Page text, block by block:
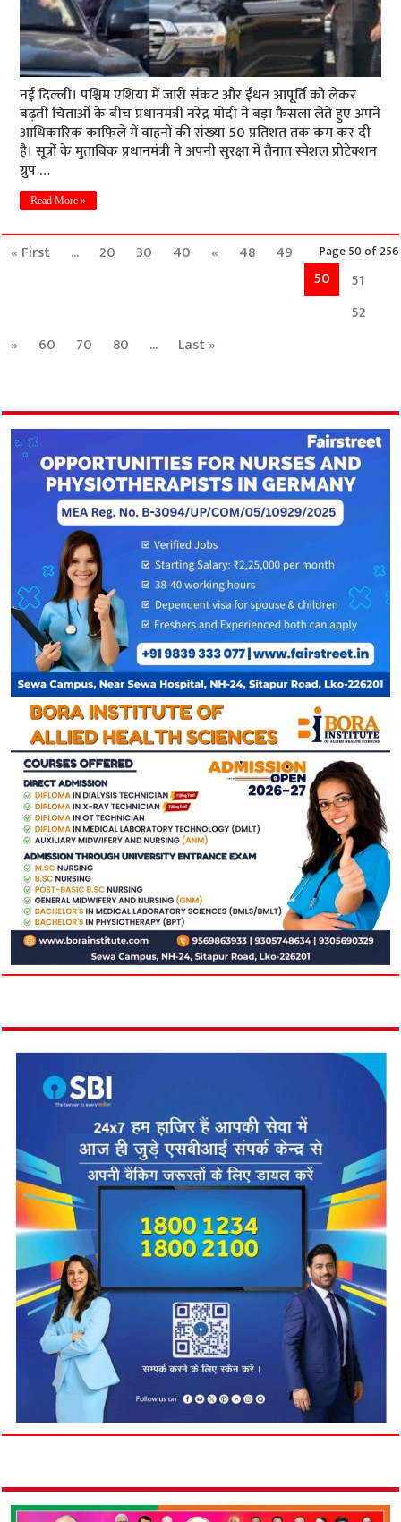
नई दिल्ली। पश्चिम एशिया में जारी संकट और ईंधन आपूर्ति को लेकर
बढ़ती चिंताओं के बीच प्रधानमंत्री नरेंद्र मोदी ने बड़ा फैसला लेते हुए अपने
आधिकारिक काफिले में वाहनों की संख्या 50 प्रतिशत तक कम कर दी
है। सूत्रों के मुताबिक प्रधानमंत्री ने अपनी सुरक्षा में तैनात स्पेशल प्रोटेक्शन
ग्रुप …
Read More »
Page 50 of 256
« First ... 20 30 40 « 48
49
50
51
52
»
60 70 80 ... Last »